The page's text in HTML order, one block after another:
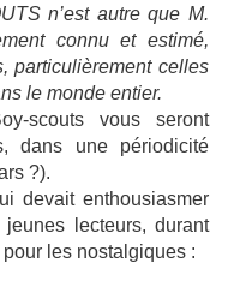
n’est autre que M.
connu et estimé,
particulièrement celles
le monde entier.
scouts vous seront
dans une périodicité
?).
devait enthousiasmer
lecteurs, durant
les nostalgiques :